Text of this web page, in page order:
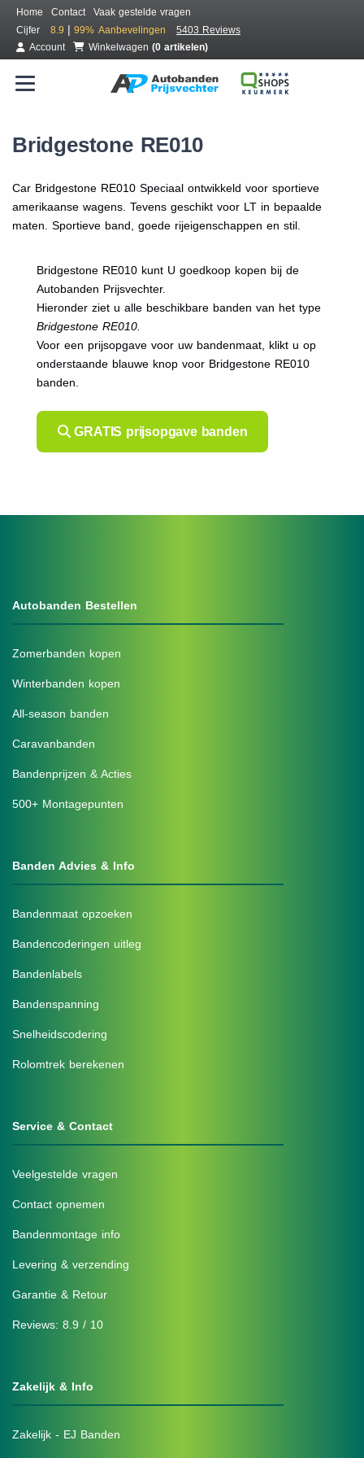
Home Contact
Vaak gestelde vragen
Cijfer
8.9 | 99% Aanbevelingen
5403 Reviews
Account
Winkelwagen (0 artikelen)
Bridgestone RE010
Car Bridgestone RE010 Speciaal ontwikkeld voor sportieve
amerikaanse wagens. Tevens geschikt voor LT in bepaalde
maten. Sportieve band, goede rijeigenschappen en stil.
Bridgestone RE010 kunt U goedkoop kopen bij de
Autobanden Prijsvechter.
Hieronder ziet u alle beschikbare banden van het type
Bridgestone RE010.
Voor een prijsopgave voor uw bandenmaat, klikt u op
onderstaande blauwe knop voor Bridgestone RE010
banden.
GRATIS prijsopgave banden
Autobanden Bestellen
Zomerbanden kopen
Winterbanden kopen
All-season banden
Caravanbanden
Bandenprijzen & Acties
500+ Montagepunten
Banden Advies & Info
Bandenmaat opzoeken
Bandencoderingen uitleg
Bandenlabels
Bandenspanning
Snelheidscodering
Rolomtrek berekenen
Service & Contact
Veelgestelde vragen
Contact opnemen
Bandenmontage info
Levering & verzending
Garantie & Retour
Reviews: 8.9 / 10
Zakelijk & Info
Zakelijk - EJ Banden